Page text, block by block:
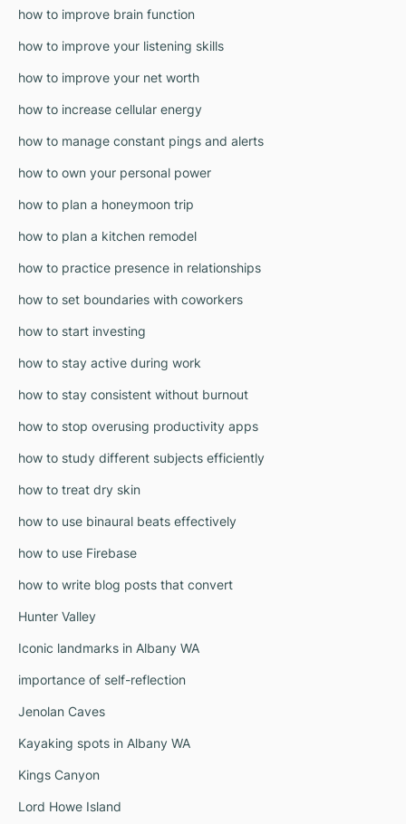
how to improve brain function
how to improve your listening skills
how to improve your net worth
how to increase cellular energy
how to manage constant pings and alerts
how to own your personal power
how to plan a honeymoon trip
how to plan a kitchen remodel
how to practice presence in relationships
how to set boundaries with coworkers
how to start investing
how to stay active during work
how to stay consistent without burnout
how to stop overusing productivity apps
how to study different subjects efficiently
how to treat dry skin
how to use binaural beats effectively
how to use Firebase
how to write blog posts that convert
Hunter Valley
Iconic landmarks in Albany WA
importance of self-reflection
Jenolan Caves
Kayaking spots in Albany WA
Kings Canyon
Lord Howe Island